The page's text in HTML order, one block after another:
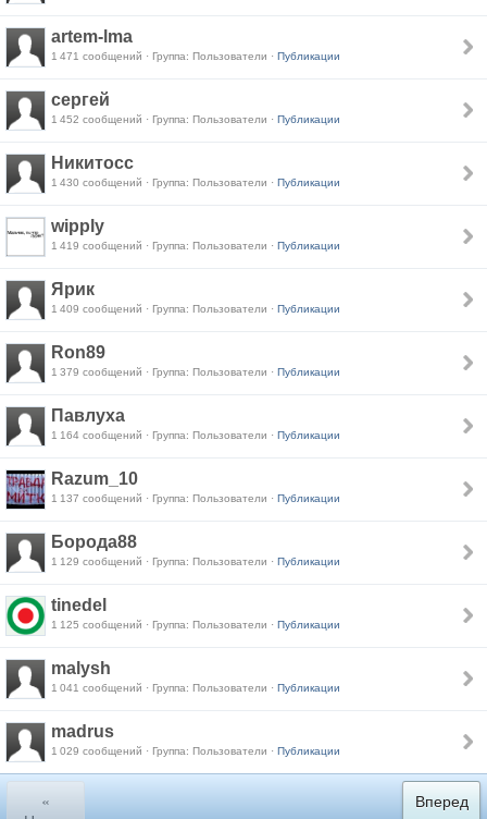
artem-lma
1 471 сообщений · Группа: Пользователи · Публикации
сергей
1 452 сообщений · Группа: Пользователи · Публикации
Никитосс
1 430 сообщений · Группа: Пользователи · Публикации
wipply
1 419 сообщений · Группа: Пользователи · Публикации
Ярик
1 409 сообщений · Группа: Пользователи · Публикации
Ron89
1 379 сообщений · Группа: Пользователи · Публикации
Павлуха
1 164 сообщений · Группа: Пользователи · Публикации
Razum_10
1 137 сообщений · Группа: Пользователи · Публикации
Борода88
1 129 сообщений · Группа: Пользователи · Публикации
tinedel
1 125 сообщений · Группа: Пользователи · Публикации
malysh
1 041 сообщений · Группа: Пользователи · Публикации
madrus
1 029 сообщений · Группа: Пользователи · Публикации
«
Вперед